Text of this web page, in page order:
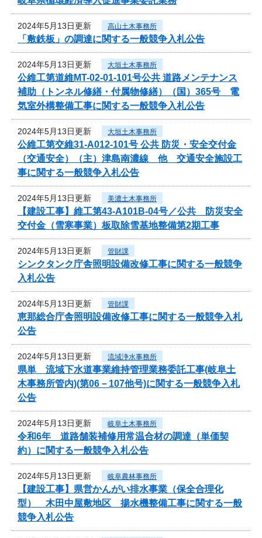
2024年5月13日更新 高山土木事務所
「敷鉄板」の調達に関する一般競争入札公告
2024年5月13日更新 大垣土木事務所
公維工第道維MT-02-01-101号公共 道路メンテナンス
補助（トンネル修繕・付属物修繕）（国）365号 電
気室外構整備工事に関する一般競争入札公告
2024年5月13日更新 大垣土木事務所
公維工第交維31-A012-101号 公共 防災・安全交付金
（交通安全）（主）津島南濃線 他 交通安全施設工
事に関する一般競争入札公告
2024年5月13日更新 美濃土木事務所
【建設工事】維工第43-A101B-04号／公共 防災安全
交付金（雪寒事業）板取除雪基地整備第2期工事
2024年5月13日更新 管財課
シンクタンク庁舎照明設備改修工事に関する一般競争
入札公告
2024年5月13日更新 管財課
恵那総合庁舎照明設備改修工事に関する一般競争入札
公告
2024年5月13日更新 流域浄水事務所
県単 流域下水道事業維持管理業務委託工事(岐阜土
木事務所管内)(第06－107他号)に関する一般競争入札
公告
2024年5月13日更新 岐阜土木事務所
令和6年 道路舗装補修用常温合材の調達（単価契
約）に関する一般競争入札公告
2024年5月13日更新 岐阜農林事務所
【建設工事】県営かんがい排水事業（保全合理化
型） 木田中屋敷地区 揚水機整備工事に関する一般
競争入札公告